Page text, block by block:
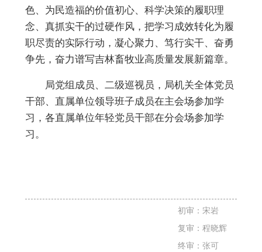
色、为民造福的价值初心、科学决策的履职理
念、真抓实干的过硬作风，把学习成效转化为履
职尽责的实际行动，凝心聚力、笃行实干、奋勇
争先，奋力谱写吉林畜牧业高质量发展新篇章。
局党组成员、二级巡视员，局机关全体党员
干部、直属单位领导班子成员在主会场参加学
习，各直属单位年轻党员干部在分会场参加学
习。
初审：宋岩
复审：程晓辉
终审：张可